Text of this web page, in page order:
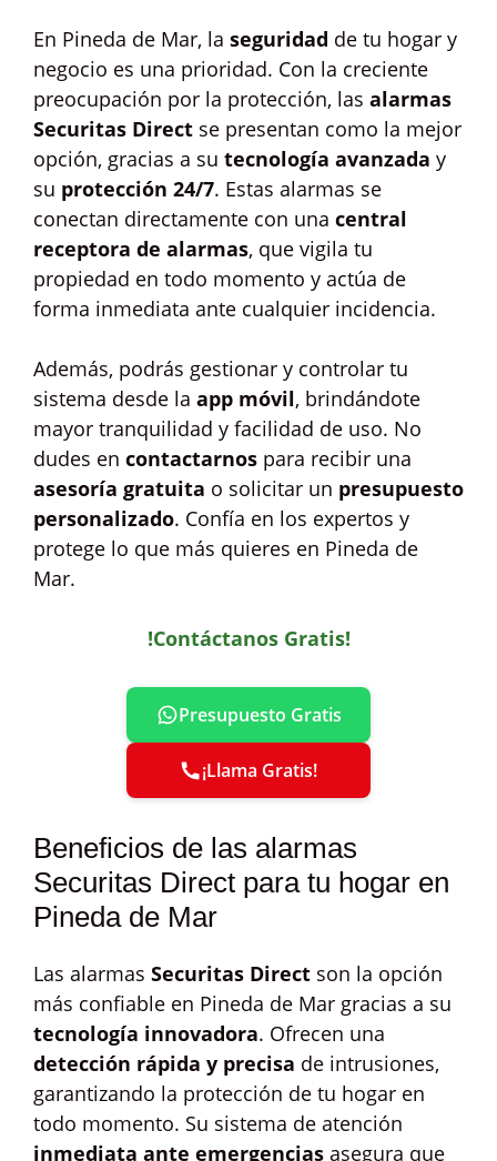
En Pineda de Mar, la seguridad de tu hogar y
negocio es una prioridad. Con la creciente
preocupación por la protección, las alarmas
Securitas Direct se presentan como la mejor
opción, gracias a su tecnología avanzada y
su protección 24/7. Estas alarmas se
conectan directamente con una central
receptora de alarmas, que vigila tu
propiedad en todo momento y actúa de
forma inmediata ante cualquier incidencia.
Además, podrás gestionar y controlar tu
sistema desde la app móvil, brindándote
mayor tranquilidad y facilidad de uso. No
dudes en contactarnos para recibir una
asesoría gratuita o solicitar un presupuesto
personalizado. Confía en los expertos y
protege lo que más quieres en Pineda de
Mar.
!Contáctanos Gratis!
Presupuesto Gratis
¡Llama Gratis!
Beneficios de las alarmas
Securitas Direct para tu hogar en
Pineda de Mar
Las alarmas Securitas Direct son la opción
más confiable en Pineda de Mar gracias a su
tecnología innovadora. Ofrecen una
detección rápida y precisa de intrusiones,
garantizando la protección de tu hogar en
todo momento. Su sistema de atención
inmediata ante emergencias asegura que